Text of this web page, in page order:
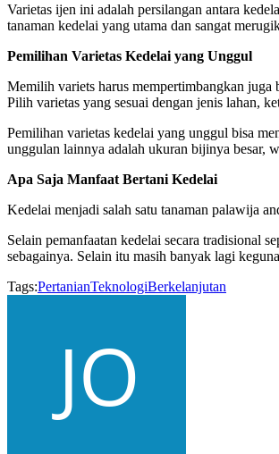
Varietas ijen ini adalah persilangan antara
tanaman kedelai yang utama dan sangat
Pemilihan Varietas Kedelai yang Unggul
Memilih variets harus mempertimbangkan juga
Pilih varietas yang sesuai dengan jenis lahan,
Pemilihan varietas kedelai yang unggul bisa
unggulan lainnya adalah ukuran bijinya besar,
Apa Saja Manfaat Bertani Kedelai
Kedelai menjadi salah satu tanaman palawija
Selain pemanfaatan kedelai secara tradisional
sebagainya. Selain itu masih banyak lagi
Tags:PertanianTeknologiBerkelanjutan